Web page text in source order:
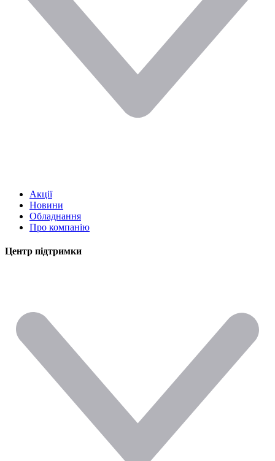
Акції
Новини
Обладнання
Про компанію
Центр підтримки